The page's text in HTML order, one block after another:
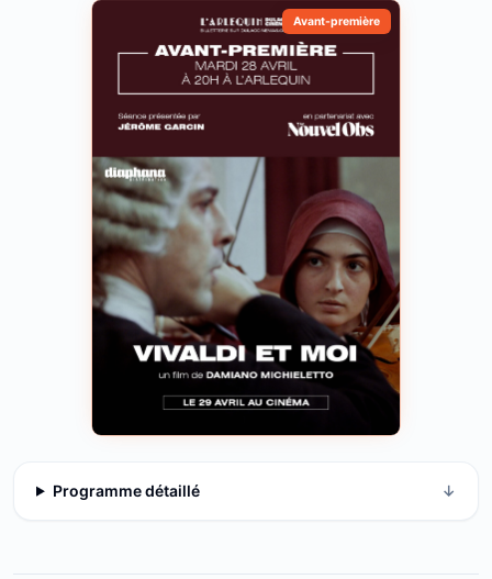
Avant-première
Programme détaillé ↓